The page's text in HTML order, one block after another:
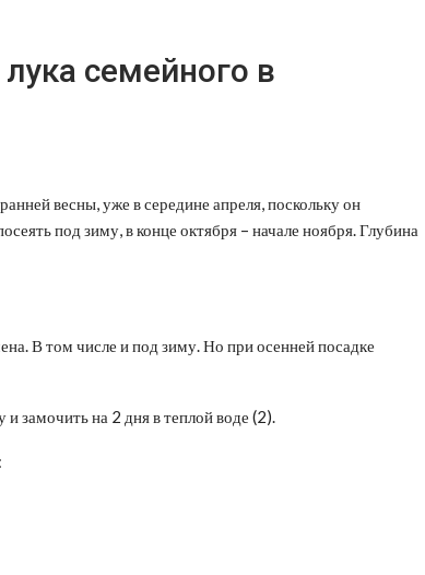
семейного в
весны, уже в середине апреля, поскольку он
под зиму, в конце октября – начале ноября. Глубина
В том числе и под зиму. Но при осенней посадке
замочить на 2 дня в теплой воде (2).